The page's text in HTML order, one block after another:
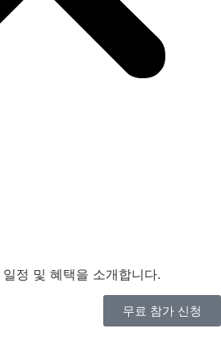
정 및 혜택을 소개합니다.
무료 참가 신청